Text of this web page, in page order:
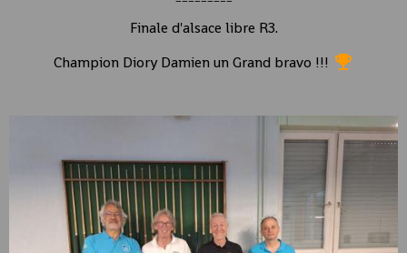
Finale d'alsace libre R3.
Champion Diory Damien un Grand bravo !!!